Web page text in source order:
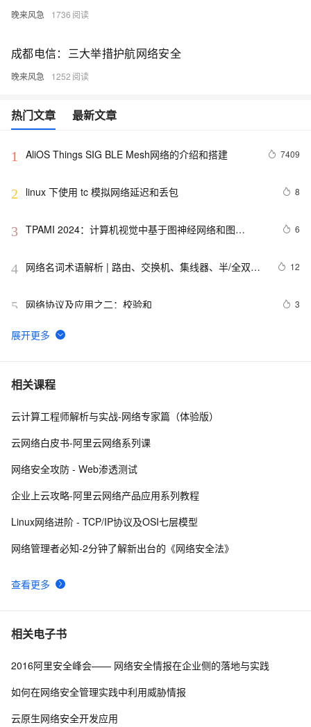
晚来风急 1736
成都电信：三大举措护航网络安全
晚来风急 1252
热门文章 最新文章
1 AliOS Things SIG BLE Mesh网络的介绍和搭建 7409
2 linux 下使用 tc 模拟网络延迟和丢包 8
3 TPAMI 2024：计算机视觉中基于图神经网络和图
6
4 网络名词术语解析 | 路由、交换机、集线器、半/全双
12
5 网络协议及应用之二：校验和 3
6 浅谈网络攻击追踪溯源
7 VMware的网络配置---bridge，nat和hosts详解（一）
8 【学习记录】《DeepLearning.ai》第十课：卷积神经网
1027、深入理解计算机系统笔记，网络编程
相关课程
查看更多
云计算工程师解析与实战-网络专家篇（体验版）
云网络白皮书-阿里云网络系列课
网络安全攻防 - Web渗透测试
企业上云攻略-阿里云网络产品应用系列教程
Linux网络进阶 - TCP/IP协议及OSI七层模型
网络管理者必知-2分钟了解新出台的《网络安全法》
相关电子书
2016阿里安全峰会—— 网络安全情报在企业侧的落地与实践
如何在网络安全管理实践中利用威胁情报
云原生网络安全开发应用